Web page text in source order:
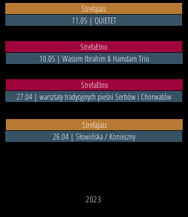
StrefaJazz
11.05 | QUIETET
StrefaEtno
10.05 | Wassim Ibrahim & Hamdam Trio
StrefaEtno
27.04 | warsztaty tradycyjnych pieśni Serbów i Chorwatów
StrefaJazz
26.04 | Słowińska / Konieczny
2023